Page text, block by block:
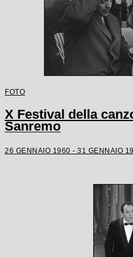
FOTO
X Festival della
Sanremo
26 GENNAIO 1960 - 31 GENNAIO